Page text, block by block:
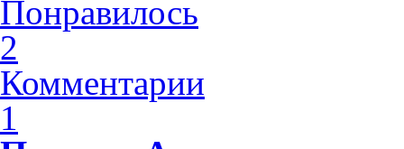
Понравилось
2
Комментарии
1